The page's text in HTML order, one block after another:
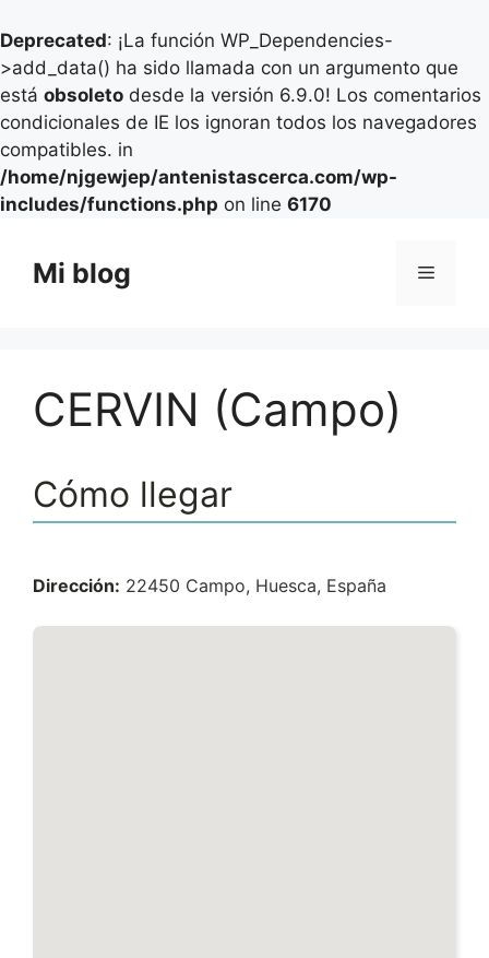
Deprecated: ¡La función WP_Dependencies-
>add_data() ha sido llamada con un argumento que
está obsoleto desde la versión 6.9.0! Los comentarios
condicionales de IE los ignoran todos los navegadores
compatibles. in
/home/njgewjep/antenistascerca.com/wp-
includes/functions.php on line 6170
contenido
Mi blog Menú
CERVIN (Campo)
Cómo llegar
Dirección: 22450 Campo, Huesca, España